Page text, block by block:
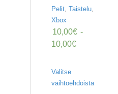
Pelit, Taistelu,
Xbox
10,00€ -
10,00€
Valitse
vaihtoehdoista